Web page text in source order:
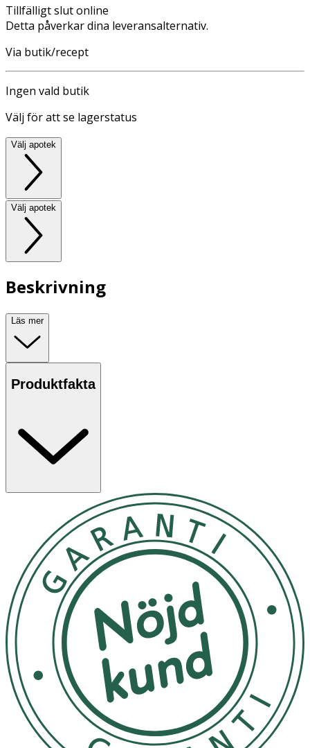
Tillfälligt slut online
Detta påverkar dina leveransalternativ.
Via butik/recept
Ingen vald butik
Välj för att se lagerstatus
Välj apotek
Välj apotek
Beskrivning
Läs mer
Produktfakta